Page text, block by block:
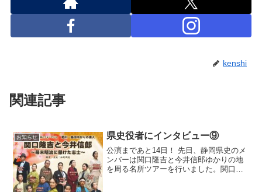
kenshi
関連記事
お知らせ 県史役者にインタビュー⑨
公演まであと14日！ 先日、静岡県史のメ
ンバーは関口隆吉と今井信郎ゆかりの地
を周る名所ツアーを行いました。関口隆